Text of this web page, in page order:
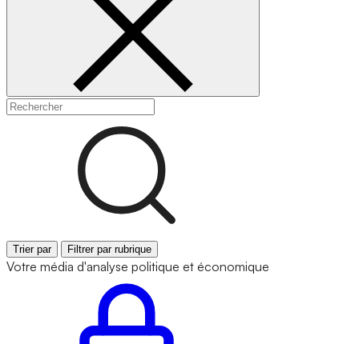
Trier par Filtrer par rubrique
Votre média d'analyse politique et économique